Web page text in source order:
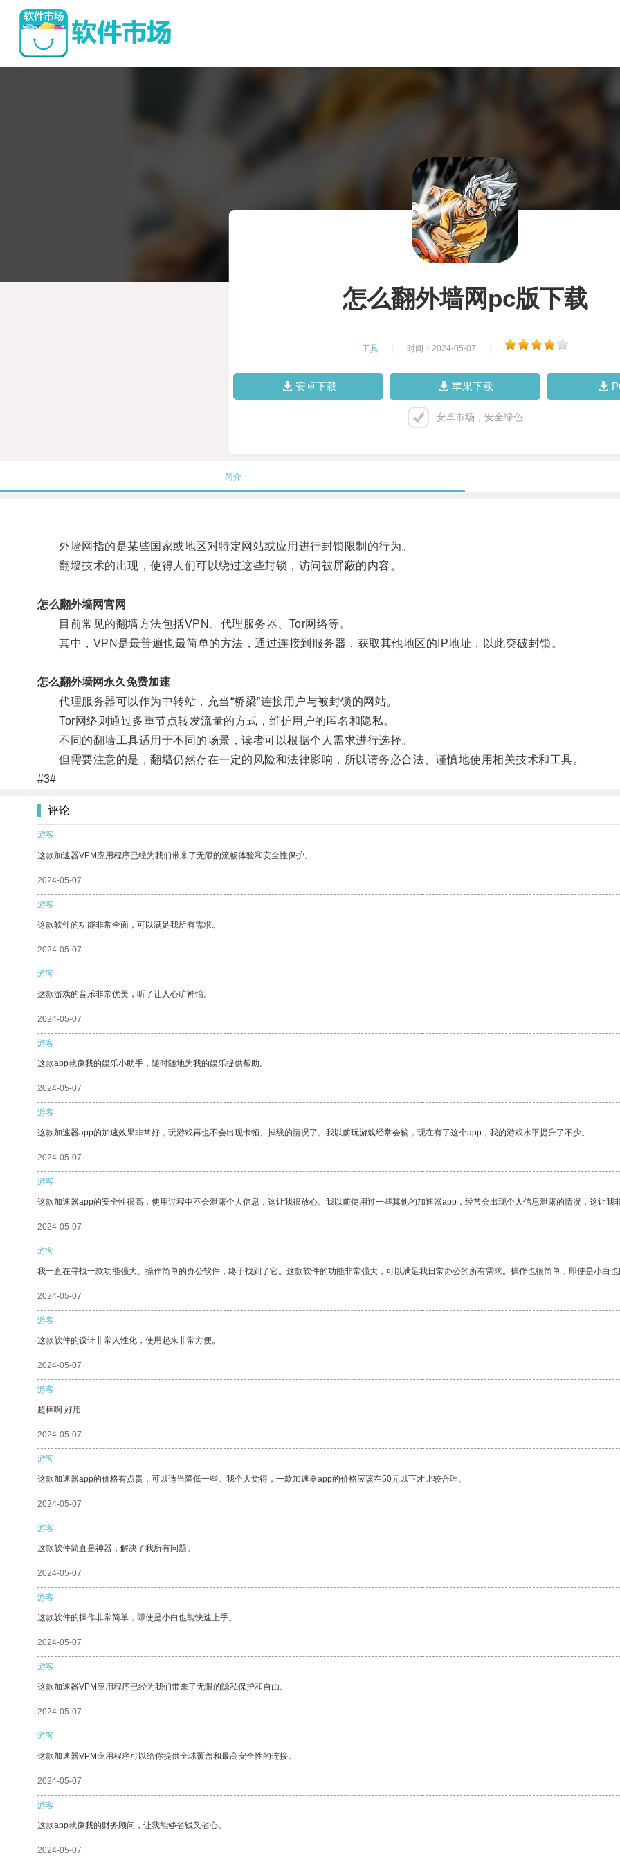
怎么翻外墙网pc版下载
工具 时间：2024-05-07
安卓下载 苹果下载
安卓市场，安全绿色
简介
外墙网指的是某些国家或地区对特定网站或应用进行封锁限制的行为。
翻墙技术的出现，使得人们可以绕过这些封锁，访问被屏蔽的内容。
怎么翻外墙网官网
目前常见的翻墙方法包括VPN、代理服务器、Tor网络等。
其中，VPN是最普遍也最简单的方法，通过连接到服务器，获取其他地区的IP地址，以此突破封锁。
怎么翻外墙网永久免费加速
代理服务器可以作为中转站，充当“桥梁”连接用户与被封锁的网站。
Tor网络则通过多重节点转发流量的方式，维护用户的匿名和隐私。
不同的翻墙工具适用于不同的场景，读者可以根据个人需求进行选择。
但需要注意的是，翻墙仍然存在一定的风险和法律影响，所以请务必合法、谨慎地使用相关技术和工具。
#3#
评论
游客
这款加速器VPM应用程序已经为我们带来了无限的流畅体验和安全性保护。
2024-05-07
游客
这款软件的功能非常全面，可以满足我所有需求。
2024-05-07
游客
这款游戏的音乐非常优美，听了让人心旷神怡。
2024-05-07
游客
这款app就像我的娱乐小助手，随时随地为我的娱乐提供帮助。
2024-05-07
游客
这款加速器app的加速效果非常好，玩游戏再也不会出现卡顿、掉线的情况了。我以前玩游戏经常会输，现在有了这个app，我的游戏水平提升了不少。
2024-05-07
游客
这款加速器app的安全性很高，使用过程中不会泄露个人信息，这让我很放心。我以前使用过一些其他的加速器app，经常会出现个人信息泄露的情况，这让我
2024-05-07
游客
我一直在寻找一款功能强大、操作简单的办公软件，终于找到了它。这款软件的功能非常强大，可以满足我日常办公的所有需求。操作也很简单，即使是小白也
2024-05-07
游客
这款软件的设计非常人性化，使用起来非常方便。
2024-05-07
游客
超棒啊 好用
2024-05-07
游客
这款加速器app的价格有点贵，可以适当降低一些。我个人觉得，一款加速器app的价格应该在50元以下才比较合理。
2024-05-07
游客
这款软件简直是神器，解决了我所有问题。
2024-05-07
游客
这款软件的操作非常简单，即使是小白也能快速上手。
2024-05-07
游客
这款加速器VPM应用程序已经为我们带来了无限的隐私保护和自由。
2024-05-07
游客
这款加速器VPM应用程序可以给你提供全球覆盖和最高安全性的连接。
2024-05-07
游客
这款app就像我的财务顾问，让我能够省钱又省心。
2024-05-07